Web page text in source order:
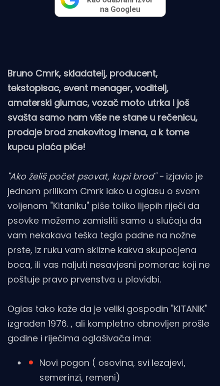
Bruno Cmrk, skladatelj, producent,
tekstopisac, event menager, voditelj,
amaterski glumac, vozač moto utrka i još
svašta samo nam više ne stane u rečenicu,
prodaje brod znakovitog imena, a k tome
kupcu plaća piće!
"Ako želiš počet psovat, kupi brod" - izjavio je
jednom prilikom Cmrk iako u oglasu o svom
voljenom "Kitaniku" piše toliko lijepih riječi da
psovke možemo zamisliti samo u slučaju da
vam nekakava teška tegla padne na nožne
prste, iz ruku vam sklizne kakva skupocjena
boca, ili vas naljuti nesavjesni pomorac koji ne
poštuje pravo prvenstva u plovidbi.
Oglas tako kaže da je veliki gospodin "KITANIK"
izgrađen 1976. , ali kompletno obnovljen prošle
godine i riječima oglašivača ima:
Novi pogon ( osovina, svi lezajevi,
semerinzi, remeni)